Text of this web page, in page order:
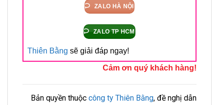
ZALO HÀ NỘI
ZALO TP HCM
Thiên Bằng sẽ giải đáp ngay!
Cảm ơn quý khách hàng!
Bản quyền thuộc công ty Thiên Bằng, đề nghị dẫn